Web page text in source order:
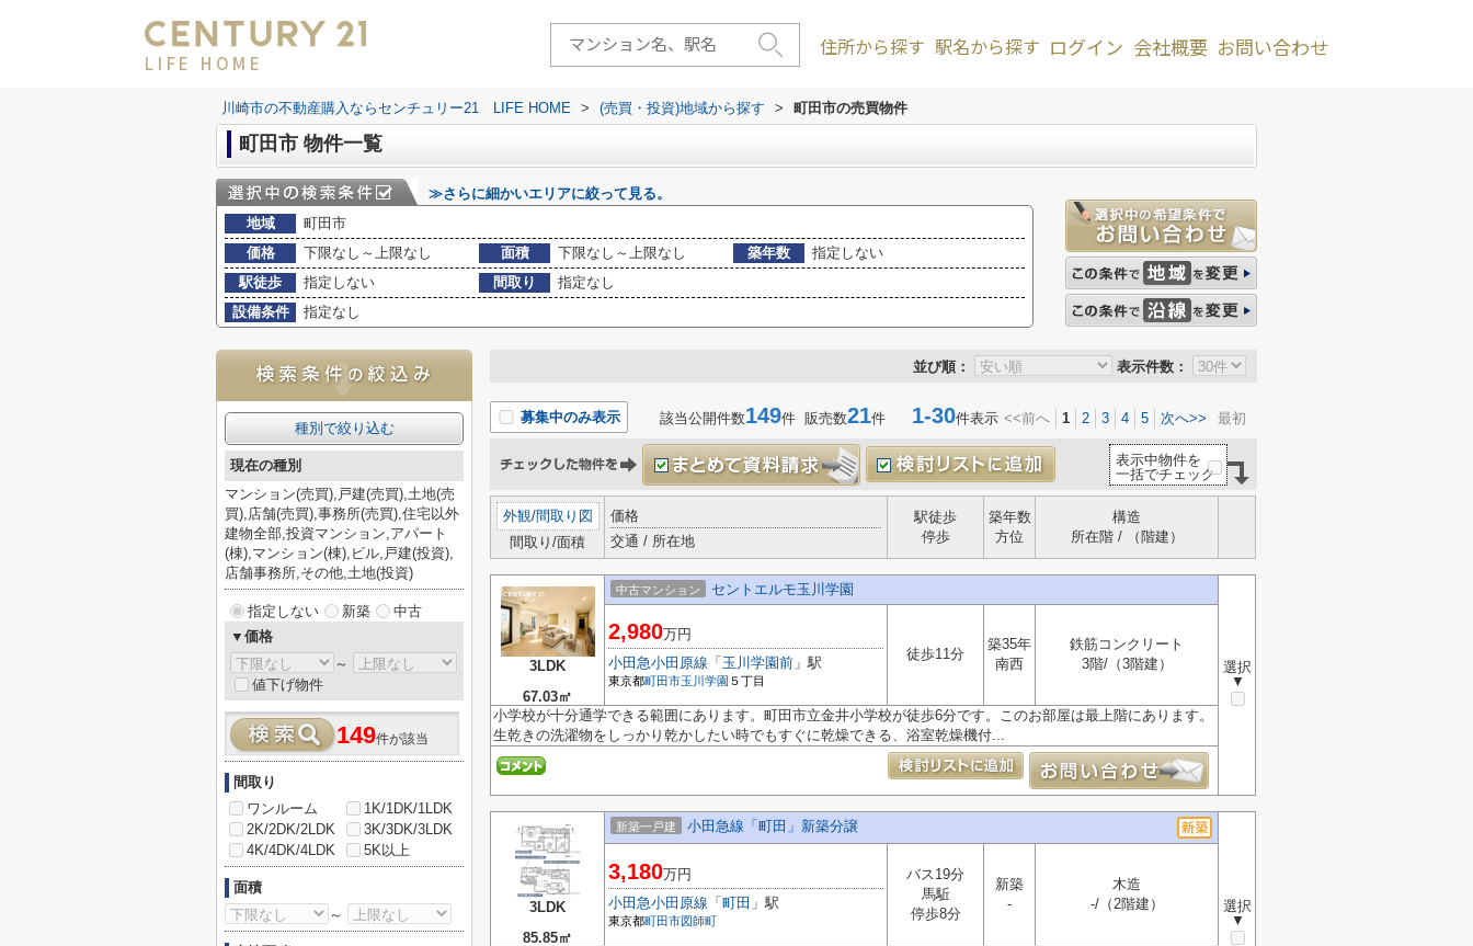
LIFE HOME
住所から探す 駅名から探す ログイン 会社概要 お問い合わせ
川崎市の不動産購入ならセンチュリー21 LIFE HOME > (売買・投資)地域から探す > 町田市の売買物件
町田市 物件一覧
≫さらに細かいエリアに絞って見る。
地域
町田市
価格
下限なし～上限なし 面積 下限なし～上限なし 築年数
指定しない
駅徒歩
指定しない 間取り
指定なし
設備条件
指定なし
並び順： 表示件数：
募集中のみ表示 該当公開件数149件 販売数21件 1-30件表示 <<前へ 1 2 3 4 5 次へ>> 最初
表示中物件を
一括でチェック
外観/間取り図
間取り/面積
価格
交通 / 所在地
駅徒歩
停歩
築年数
方位
構造
所在階 / （階建）
3LDK
67.03㎡
中古マンション セントエルモ玉川学園
選択
▼
2,980万円
小田急小田原線 「 玉川学園前 」駅
東京都町田市玉川学園 ５丁目
徒歩11分
築35年
南西
鉄筋コンクリート
3階/（3階建）
小学校が十分通学できる範囲にあります。町田市立金井小学校が徒歩6分です。このお部屋は最上階にあります。
生乾きの洗濯物をしっかり乾かしたい時でもすぐに乾燥できる、浴室乾燥機付...
3LDK
85.85㎡
新築一戸建 小田急線「町田」新築分譲
選択
▼
3,180万円
小田急小田原線 「 町田 」駅
東京都町田市図師町
バス19分
馬駈
停歩8分
新築
-
木造
-/（2階建）
種別で絞り込む
現在の種別
マンション(売買),戸建(売買),土地(売
買),店舗(売買),事務所(売買),住宅以外
建物全部,投資マンション,アパート
(棟),マンション(棟),ビル,戸建(投資),
店舗事務所,その他,土地(投資)
指定しない 新築
中古
▼価格
～
値下げ物件
149件が該当
間取り
ワンルーム
1K/1DK/1LDK
2K/2DK/2LDK
3K/3DK/3LDK
4K/4DK/4LDK
5K以上
面積
～